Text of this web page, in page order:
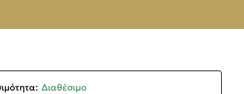
Διαθέσιμο